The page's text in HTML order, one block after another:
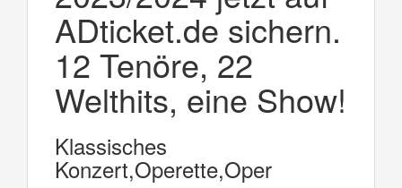
ADticket.de sichern.
12 Tenöre, 22
Welthits, eine Show!
Klassisches
Konzert,Operette,Oper